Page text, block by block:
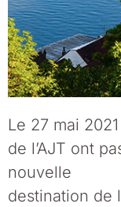
Le 27 mai
de l’AJT ont
nouvelle
destination de